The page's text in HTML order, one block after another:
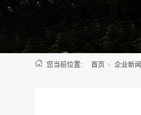
您当前位置: 首页 企业新闻